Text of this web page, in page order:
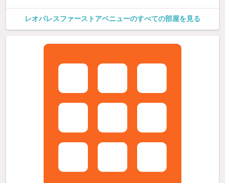
レオパレスファーストアベニューのすべての部屋を見る